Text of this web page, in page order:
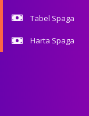
Tabel Spaga
Harta Spaga